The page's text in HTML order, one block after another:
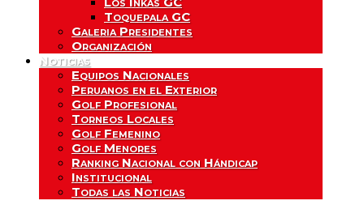
Toquepala GC
Galeria Presidentes
Organización
Noticias
Equipos Nacionales
Peruanos en el Exterior
Golf Profesional
Torneos Locales
Golf Femenino
Golf Menores
Ranking Nacional con Hándicap
Institucional
Todas las Noticias